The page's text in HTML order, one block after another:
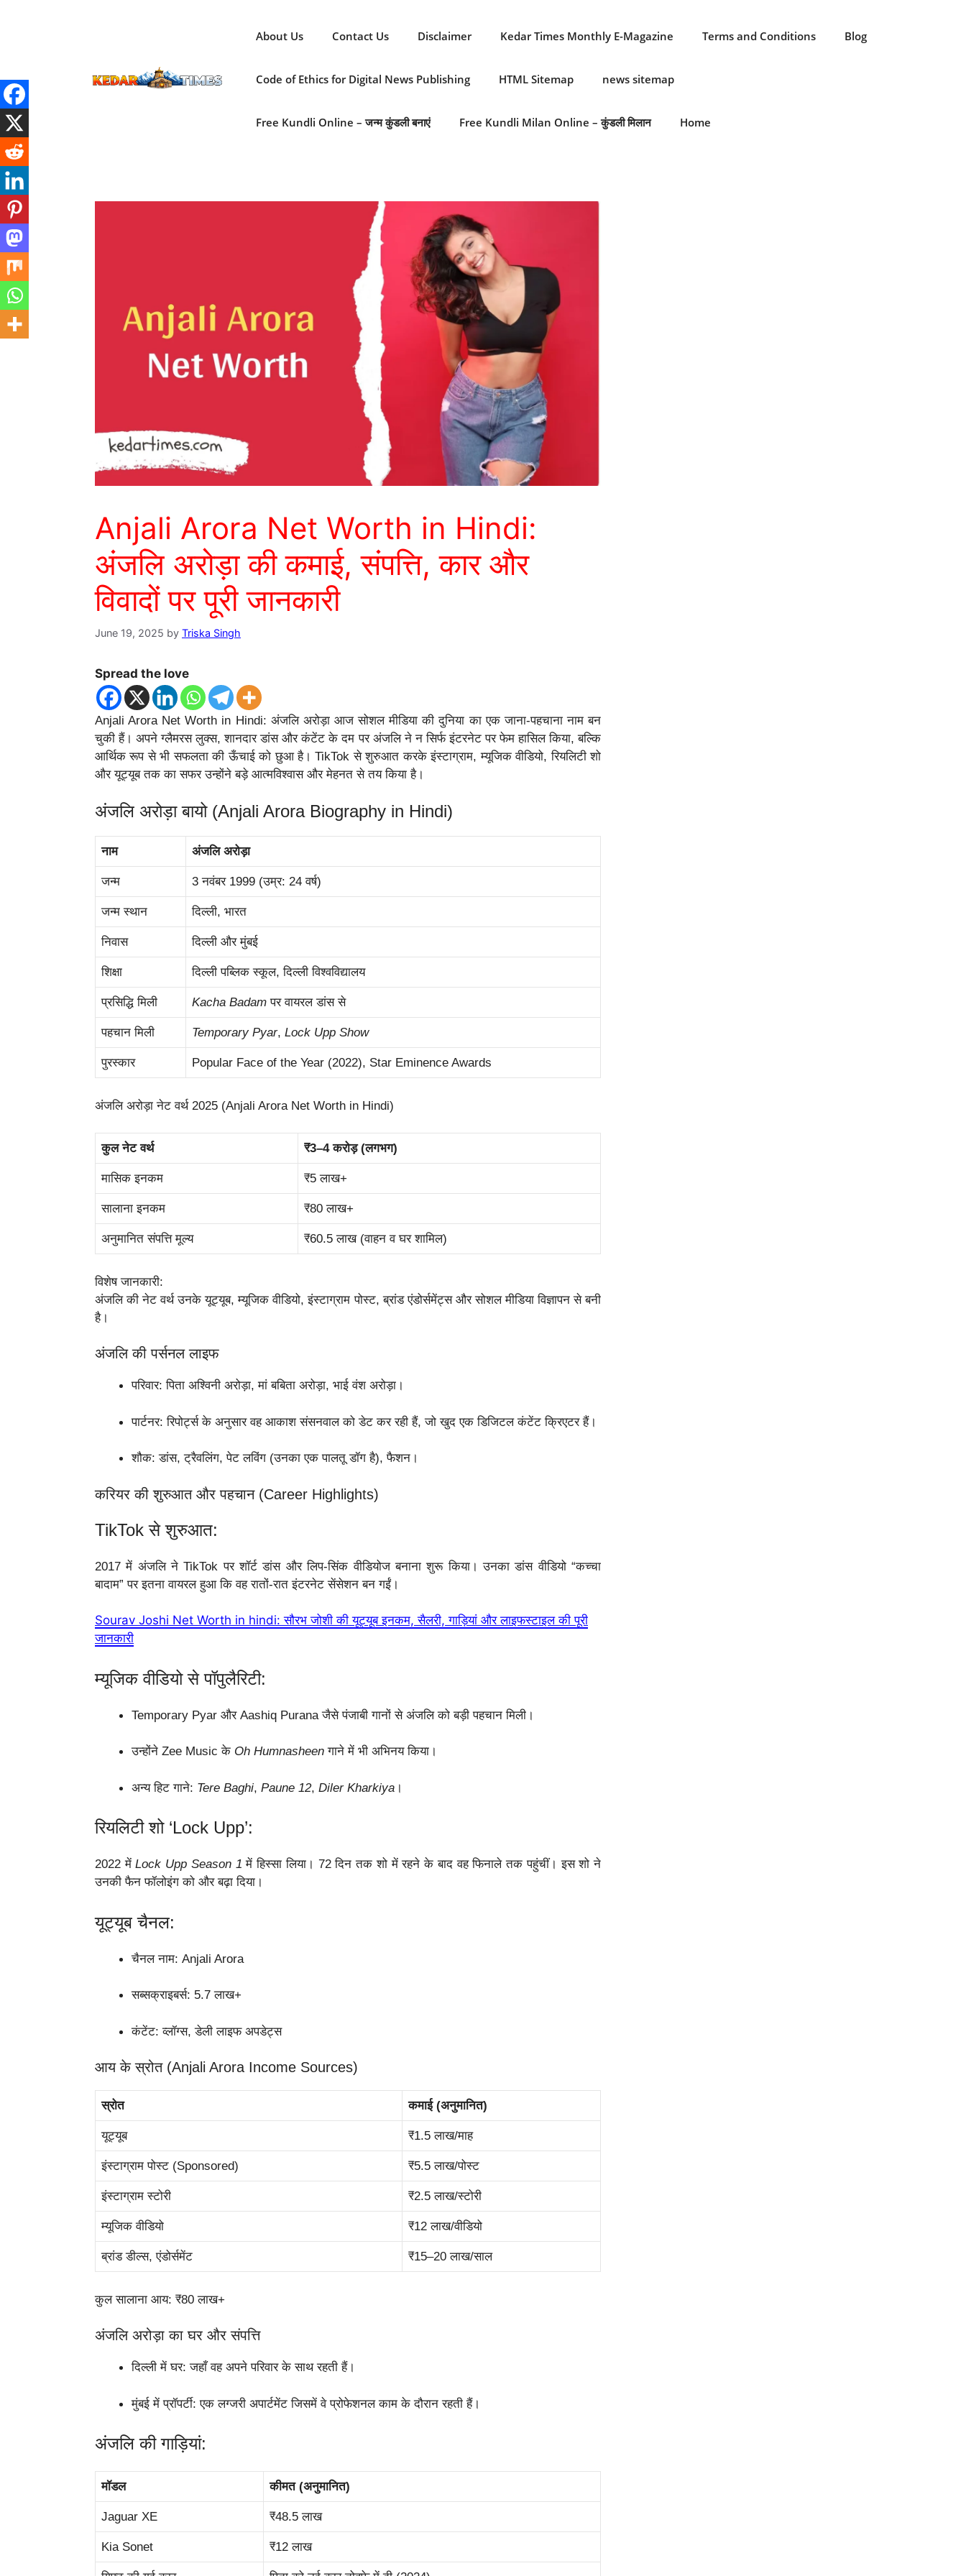
About Us Contact Us Disclaimer Kedar Times Monthly E-Magazine Terms and Conditions Blog
Code of Ethics for Digital News Publishing HTML Sitemap news sitemap
Free Kundli Online – जन्म कुंडली बनाएं Free Kundli Milan Online – कुंडली मिलान Home
Anjali Arora Net Worth in Hindi:
अंजलि अरोड़ा की कमाई, संपत्ति, कार और
विवादों पर पूरी जानकारी
June 19, 2025 by Triska Singh
Spread the love
Anjali Arora Net Worth in Hindi: अंजलि अरोड़ा आज सोशल मीडिया की दुनिया का एक जाना-पहचाना नाम बन
चुकी हैं। अपने ग्लैमरस लुक्स, शानदार डांस और कंटेंट के दम पर अंजलि ने न सिर्फ इंटरनेट पर फेम हासिल किया, बल्कि
आर्थिक रूप से भी सफलता की ऊँचाई को छुआ है। TikTok से शुरुआत करके इंस्टाग्राम, म्यूजिक वीडियो, रियलिटी शो
और यूट्यूब तक का सफर उन्होंने बड़े आत्मविश्वास और मेहनत से तय किया है।
अंजलि अरोड़ा बायो (Anjali Arora Biography in Hindi)
नाम अंजलि अरोड़ा
जन्म 3 नवंबर 1999 (उम्र: 24 वर्ष)
जन्म स्थान दिल्ली, भारत
निवास दिल्ली और मुंबई
शिक्षा दिल्ली पब्लिक स्कूल, दिल्ली विश्वविद्यालय
प्रसिद्धि मिली Kacha Badam पर वायरल डांस से
पहचान मिली Temporary Pyar, Lock Upp Show
पुरस्कार Popular Face of the Year (2022), Star Eminence Awards
अंजलि अरोड़ा नेट वर्थ 2025 (Anjali Arora Net Worth in Hindi)
कुल नेट वर्थ ₹3–4 करोड़ (लगभग)
मासिक इनकम ₹5 लाख+
सालाना इनकम ₹80 लाख+
अनुमानित संपत्ति मूल्य ₹60.5 लाख (वाहन व घर शामिल)
विशेष जानकारी:
अंजलि की नेट वर्थ उनके यूट्यूब, म्यूजिक वीडियो, इंस्टाग्राम पोस्ट, ब्रांड एंडोर्समेंट्स और सोशल मीडिया विज्ञापन से बनी
है।
अंजलि की पर्सनल लाइफ
परिवार: पिता अश्विनी अरोड़ा, मां बबिता अरोड़ा, भाई वंश अरोड़ा।
पार्टनर: रिपोर्ट्स के अनुसार वह आकाश संसनवाल को डेट कर रही हैं, जो खुद एक डिजिटल कंटेंट क्रिएटर हैं।
शौक: डांस, ट्रैवलिंग, पेट लविंग (उनका एक पालतू डॉग है), फैशन।
करियर की शुरुआत और पहचान (Career Highlights)
TikTok से शुरुआत:
2017 में अंजलि ने TikTok पर शॉर्ट डांस और लिप-सिंक वीडियोज बनाना शुरू किया। उनका डांस वीडियो “कच्चा
बादाम” पर इतना वायरल हुआ कि वह रातों-रात इंटरनेट सेंसेशन बन गईं।
Sourav Joshi Net Worth in hindi: सौरभ जोशी की यूट्यूब इनकम, सैलरी, गाड़ियां और लाइफस्टाइल की पूरी
जानकारी
म्यूजिक वीडियो से पॉपुलैरिटी:
Temporary Pyar और Aashiq Purana जैसे पंजाबी गानों से अंजलि को बड़ी पहचान मिली।
उन्होंने Zee Music के Oh Humnasheen गाने में भी अभिनय किया।
अन्य हिट गाने: Tere Baghi, Paune 12, Diler Kharkiya ।
रियलिटी शो ‘Lock Upp’:
2022 मेंLock Upp Season 1 में हिस्सा लिया। 72 दिन तक शो में रहने के बाद वह फिनाले तक पहुंचीं। इस शो ने
उनकी फैन फॉलोइंग को और बढ़ा दिया।
यूट्यूब चैनल:
चैनल नाम: Anjali Arora
सब्सक्राइबर्स: 5.7 लाख+
कंटेंट: व्लॉग्स, डेली लाइफ अपडेट्स
आय के स्रोत (Anjali Arora Income Sources)
स्रोत कमाई (अनुमानित)
यूट्यूब ₹1.5 लाख/माह
इंस्टाग्राम पोस्ट (Sponsored) ₹5.5 लाख/पोस्ट
इंस्टाग्राम स्टोरी ₹2.5 लाख/स्टोरी
म्यूजिक वीडियो ₹12 लाख/वीडियो
ब्रांड डील्स, एंडोर्समेंट ₹15–20 लाख/साल
कुल सालाना आय: ₹80 लाख+
अंजलि अरोड़ा का घर और संपत्ति
दिल्ली में घर: जहाँ वह अपने परिवार के साथ रहती हैं।
मुंबई में प्रॉपर्टी: एक लग्जरी अपार्टमेंट जिसमें वे प्रोफेशनल काम के दौरान रहती हैं।
अंजलि की गाड़ियां:
मॉडल कीमत (अनुमानित)
Jaguar XE ₹48.5 लाख
Kia Sonet ₹12 लाख